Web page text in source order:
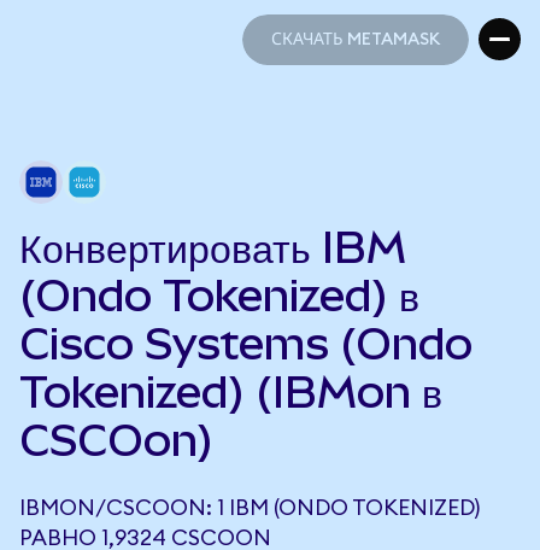
СКАЧАТЬ METAMASK
Конвертировать IBM
(Ondo Tokenized) в
Cisco Systems (Ondo
Tokenized) (IBMon в
CSCOon)
IBMON/CSCOON: 1 IBM (ONDO TOKENIZED)
РАВНО 1,9324 CSCOON